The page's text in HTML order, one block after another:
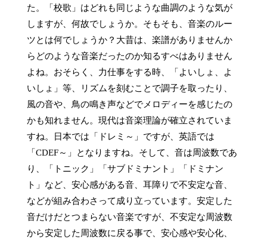
た。「校歌」はどれも同じような曲調のような気が
しますが、何故でしょうか。そもそも、音楽のルー
ツとは何でしょうか？大昔は、楽譜がありませんか
らどのような音楽だったのか知るすべはありません
よね。おそらく、力仕事をする時、「よいしょ、よ
いしょ」等、リズムを刻むことで調子を取ったり、
風の音や、鳥の鳴き声などでメロディーを感じたの
かも知れません。現代は音楽理論が確立されていま
すね。日本では「ドレミ～」ですが、英語では
「CDEF～」となりますね。そして、音は周波数であ
り、「トニック」「サブドミナント」「ドミナン
ト」など、安心感がある音、耳障りで不安定な音、
などが組み合わさって成り立っています。安定した
音だけだとつまらない音楽ですが、不安定な周波数
から安定した周波数に戻る事で、安心感や安心化、